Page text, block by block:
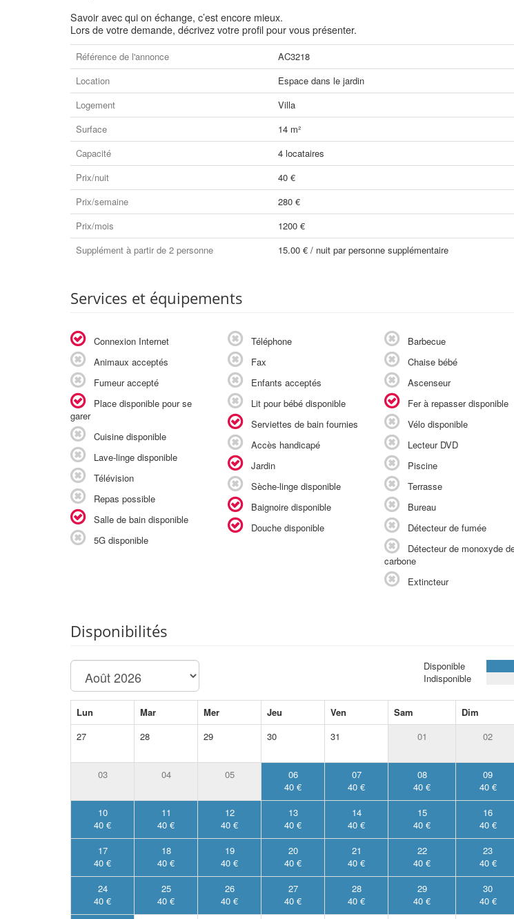
Savoir avec qui on échange, c’est encore mieux.
Lors de votre demande, décrivez votre profil pour vous présenter.
Référence de l'annonce
AC3218
Location
Espace dans le jardin
Logement
Villa
Surface
14 m²
Capacité
4 locataires
Prix/nuit
40 €
Prix/semaine
280 €
Prix/mois
1200 €
Supplément à partir de 2 personne
15.00 € / nuit par personne supplémentaire
Services et équipements
Connexion Internet
Animaux acceptés
Fumeur accepté
Place disponible pour se
garer
Cuisine disponible
Lave-linge disponible
Télévision
Repas possible
Salle de bain disponible
5G disponible
Téléphone
Fax
Enfants acceptés
Lit pour bébé disponible
Serviettes de bain fournies
Accès handicapé
Jardin
Sèche-linge disponible
Baignoire disponible
Douche disponible
Barbecue
Chaise bébé
Ascenseur
Fer à repasser disponible
Vélo disponible
Lecteur DVD
Piscine
Terrasse
Bureau
Détecteur de fumée
Détecteur de monoxyde
carbone
Extincteur
Disponibilités
Disponible
Indisponible
Lun Mar Mer Jeu Ven Sam
Dim
27
28 29 30 31 01 02
03 04 05
06
40 €
07
40 €
08
40 €
09
40 €
10
40 €
11
40 €
12
40 €
13
40 €
14
40 €
15
40 €
16
40 €
17
40 €
18
40 €
19
40 €
20
40 €
21
40 €
22
40 €
23
40 €
24
40 €
25
40 €
26
40 €
27
40 €
28
40 €
29
40 €
30
40 €